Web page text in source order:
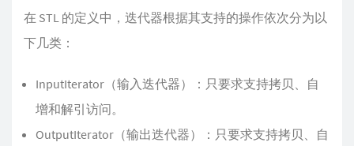
在 STL 的定义中，迭代器根据其支持的操作依次分为以
下几类：
InputIterator（输入迭代器）：只要求支持拷贝、自
增和解引访问。
OutputIterator（输出迭代器）：只要求支持拷贝、自